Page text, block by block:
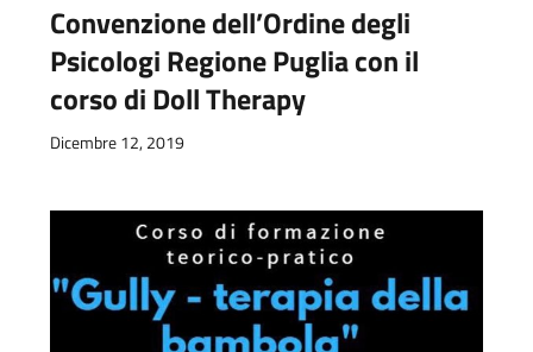
Convenzione dell’Ordine degli
Psicologi Regione Puglia con il
corso di Doll Therapy
Dicembre 12, 2019